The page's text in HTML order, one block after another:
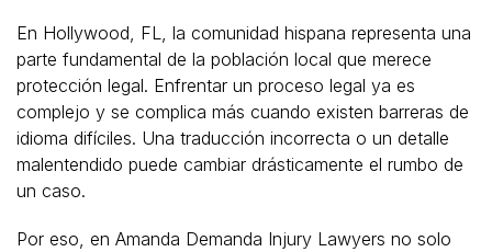
En Hollywood, FL, la comunidad hispana representa una
parte fundamental de la población local que merece
protección legal. Enfrentar un proceso legal ya es
complejo y se complica más cuando existen barreras de
idioma difíciles. Una traducción incorrecta o un detalle
malentendido puede cambiar drásticamente el rumbo de
un caso.
Por eso, en Amanda Demanda Injury Lawyers no solo